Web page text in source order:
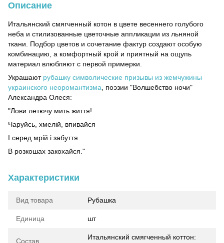
Описание
Итальянский смягченный котон в цвете весеннего голубого
неба и стилизованные цветочные аппликации из льняной
ткани. Подбор цветов и сочетание фактур создают особую
комбинацию, а комфортный крой и приятный на ощупь
материал влюбляют с первой примерки.
Украшают рубашку символические призывы из жемчужины
украинского неоромантизма , поэзии "Волшебство ночи"
Александра Олеся:
"Лови летючу мить життя!
Чаруйсь, хмелій, впивайся
І серед мрій і забуття
В розкошах закохайся."
Характеристики
Вид товара Рубашка
Единица шт
Состав
Итальянский смягченный коттон: